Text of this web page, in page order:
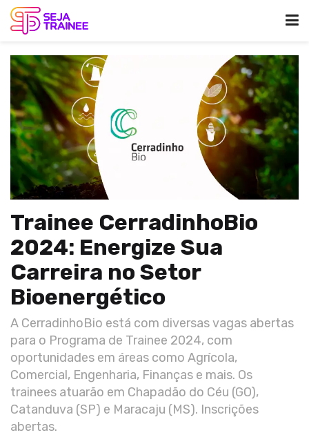
Trainee CerradinhoBio
2024: Energize Sua
Carreira no Setor
Bioenergético
A CerradinhoBio está com diversas vagas abertas
para o Programa de Trainee 2024, com
oportunidades em áreas como Agrícola,
Comercial, Engenharia, Finanças e mais. Os
trainees atuarão em Chapadão do Céu (GO),
Catanduva (SP) e Maracaju (MS). Inscrições
abertas.